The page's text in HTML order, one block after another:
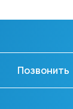
Позвонить